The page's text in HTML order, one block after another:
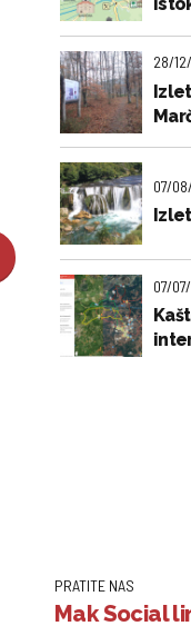
28/
07/
07/
PRATITE NAS
Mak Social